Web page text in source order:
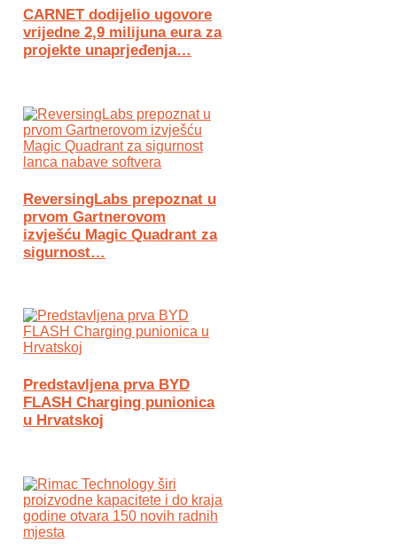
CARNET dodijelio ugovore
vrijedne 2,9 milijuna eura za
projekte unaprjeđenja…
ReversingLabs prepoznat u
prvom Gartnerovom
izvješću Magic Quadrant za
sigurnost…
Predstavljena prva BYD
FLASH Charging punionica
u Hrvatskoj